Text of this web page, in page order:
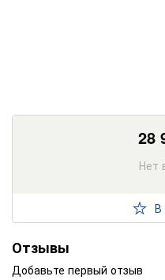
28
Нет
В
Отзывы
Добавьте первый отзыв